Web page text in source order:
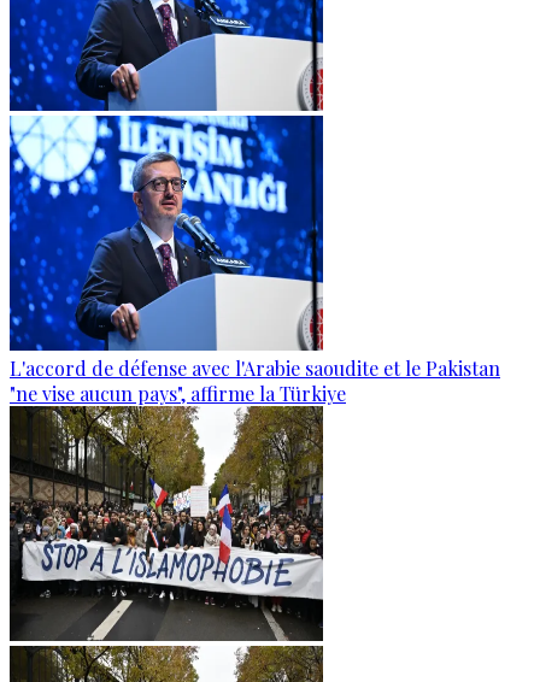
L'accord de défense avec l'Arabie saoudite et le Pakistan
"ne vise aucun pays", affirme la Türkiye